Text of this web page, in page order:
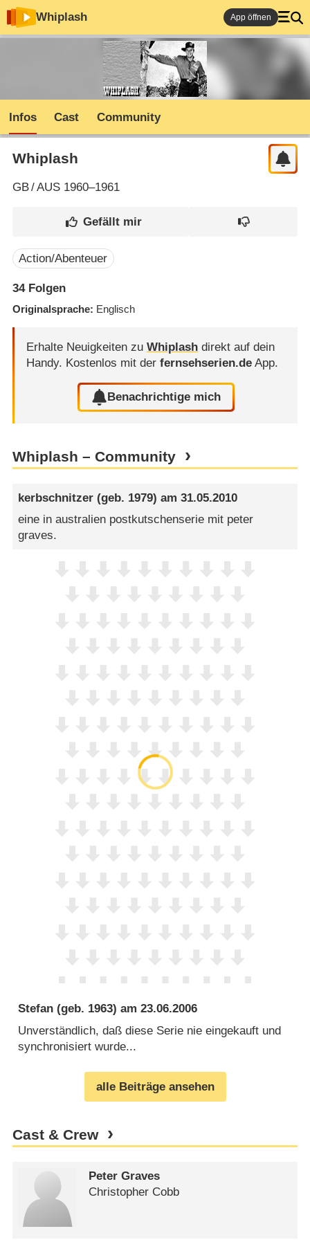
Whiplash App öffnen
Infos Cast Community
Whiplash
GB/AUS1960–1961
Action/Abenteuer
34Folgen
Originalsprache Englisch
Erhalte Neuigkeiten zu Whiplashdirekt auf dein
Handy. Kostenlos mit der fernsehserien.deApp.
Benachrichtige mich
Whiplash – Community
kerbschnitzer (geb. 1979) am31.05.2010
eine in australien postkutschenserie mit peter
graves.
Stefan (geb. 1963) am23.06.2006
Unverständlich, daß diese Serie nie eingekauft und
synchronisiert wurde...
alle Beiträge ansehen
Cast & Crew
Peter Graves
Christopher Cobb